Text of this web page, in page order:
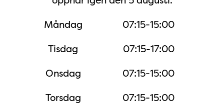
Måndag
07:15-15:00
Tisdag
07:15-17:00
Onsdag
07:15-15:00
Torsdag
07:15-15:00